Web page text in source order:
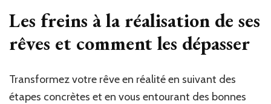
Les freins à la réalisation de ses
rêves et comment les dépasser
Transformez votre rêve en réalité en suivant des
étapes concrètes et en vous entourant des bonnes